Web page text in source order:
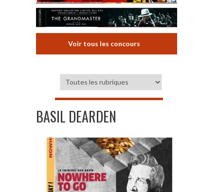
Voir tous les concours
BASIL DEARDEN